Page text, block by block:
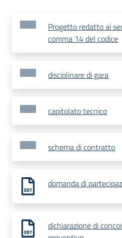
Progetto redatto ai
comma 14 del codice
disciplinare di gara
capitolato tecnico
schema di contratto
domanda di
dichiarazione di